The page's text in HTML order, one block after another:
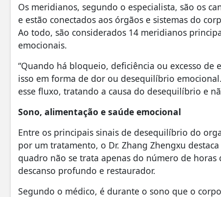
Os meridianos, segundo o especialista, são os
e estão conectados aos órgãos e sistemas do
Ao todo, são considerados 14 meridianos
emocionais.
“Quando há bloqueio, deficiência ou excesso de
isso em forma de dor ou desequilíbrio
esse fluxo, tratando a causa do desequilíbrio e
Sono, alimentação e saúde emocional
Entre os principais sinais de desequilíbrio do
por um tratamento, o Dr. Zhang Zhengxu
quadro não se trata apenas do número de
descanso profundo e restaurador.
Segundo o médico, é durante o sono que o